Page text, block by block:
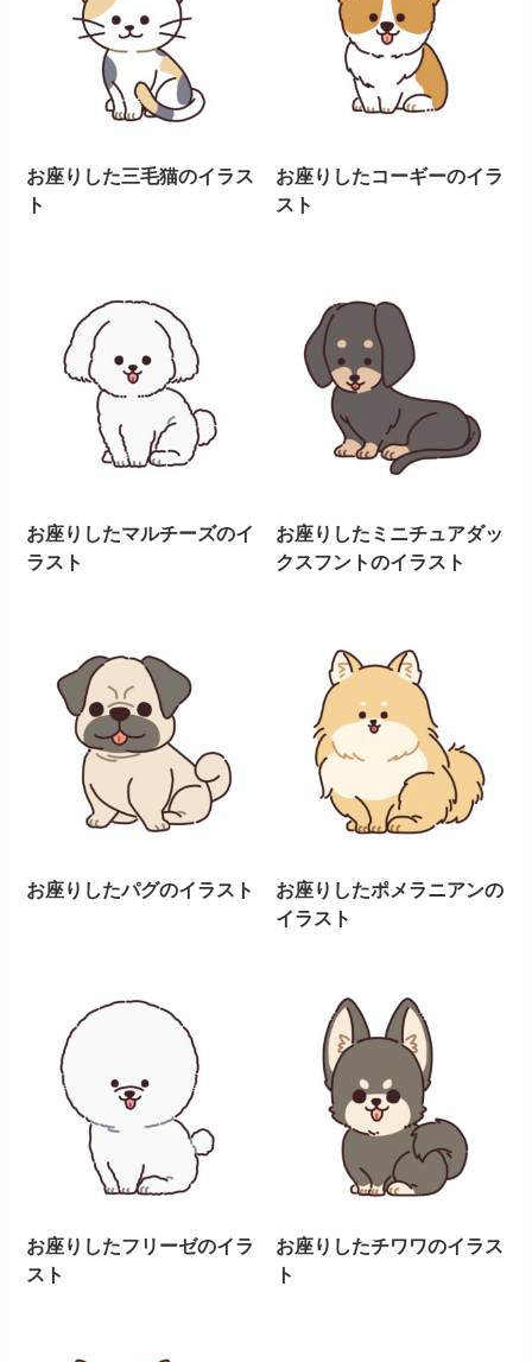
お座りした三毛猫のイラス
ト
お座りしたコーギーのイラ
スト
お座りしたマルチーズのイ
ラスト
お座りしたミニチュアダッ
クスフントのイラスト
お座りしたパグのイラスト
お座りしたポメラニアンの
イラスト
お座りしたフリーゼのイラ
スト
お座りしたチワワのイラス
ト